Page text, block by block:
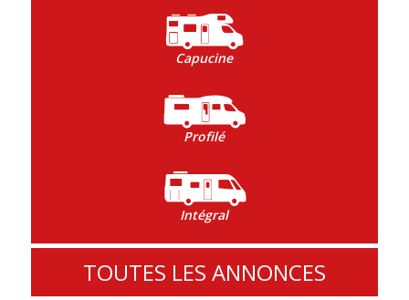
Capucine
Profilé
Intégral
TOUTES LES ANNONCES